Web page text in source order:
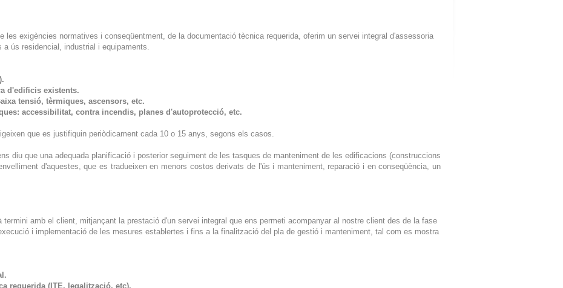
les exigències normatives i conseqüentment, de la documentació tècnica requerida, oferim un servei integral d'assessoria
ús residencial, industrial i equipaments.
d'edificis existents.
tensió, tèrmiques, ascensors, etc.
accessibilitat, contra incendis, planes d'autoprotecció, etc.
que es justifiquin periòdicament cada 10 o 15 anys, segons els casos.
diu que una adequada planificació i posterior seguiment de les tasques de manteniment de les edificacions (construccions
d'aquestes, que es tradueixen en menors costos derivats de l'ús i manteniment, reparació i en conseqüència, un
termini amb el client, mitjançant la prestació d'un servei integral que ens permeti acompanyar al nostre client des de la fase
i implementació de les mesures establertes i fins a la finalització del pla de gestió i manteniment, tal com es mostra
requerida (ITE, legalització, etc).